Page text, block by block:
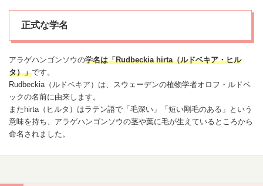
正式な学名
アラゲハンゴンソウの学名は「Rudbeckia hirta（ルドベキア・ヒル
タ）」です。
Rudbeckia（ルドベキア）は、スウェーデンの植物学者オロフ・ルドベ
ックの名前に由来します。
またhirta（ヒルタ）はラテン語で「毛深い」「短い剛毛のある」という
意味を持ち、アラゲハンゴンソウの茎や葉に毛が生えているところから
命名されました。